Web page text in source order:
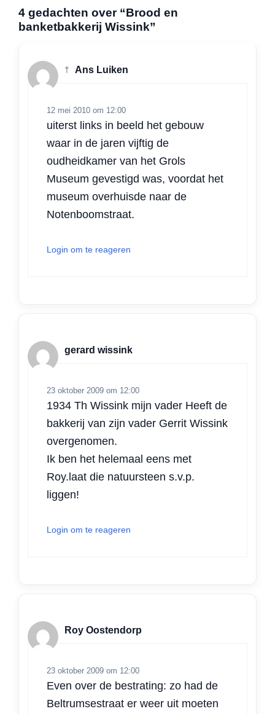
t
s
p
p
e
b
k
k
e
n
t
i
l
l
e
n
4 gedachten over “Brood en
banketbakkerij Wissink”
† Ans Luiken
12 mei 2010 om 12:00
uiterst links in beeld het gebouw
waar in de jaren vijftig de
oudheidkamer van het Grols
Museum gevestigd was, voordat het
museum overhuisde naar de
Notenboomstraat.
Login om te reageren
gerard wissink
23 oktober 2009 om 12:00
1934 Th Wissink mijn vader Heeft de
bakkerij van zijn vader Gerrit Wissink
overgenomen.
Ik ben het helemaal eens met
Roy.laat die natuursteen s.v.p.
liggen!
Login om te reageren
Roy Oostendorp
23 oktober 2009 om 12:00
Even over de bestrating: zo had de
Beltrumsestraat er weer uit moeten